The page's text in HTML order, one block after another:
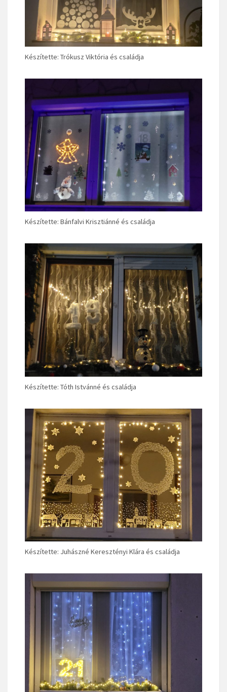
Készítette: Trókusz Viktória és családja
Készítette: Bánfalvi Krisztiánné és családja
Készítette: Tóth Istvánné és családja
Készítette: Juhászné Keresztényi Klára és családja